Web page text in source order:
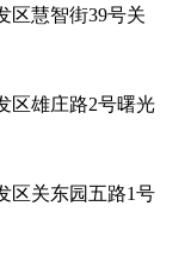
区慧智街39号关
区雄庄路2号曙光
区关东园五路1号